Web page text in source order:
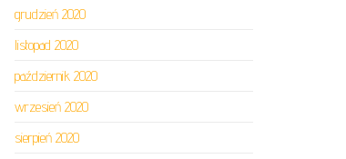
grudzień 2020
listopad 2020
październik 2020
wrzesień 2020
sierpień 2020